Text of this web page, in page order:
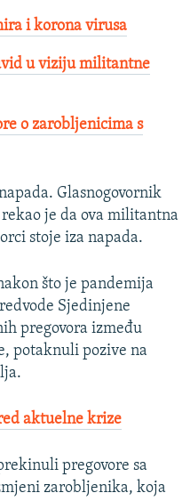
i korona virusa
u viziju militantne
o zarobljenicima s
Glasnogovornik
je da ova militantna
stoje iza napada.
što je pandemija
Sjedinjene
pregovora između
potaknuli pozive na
aktuelne krize
pregovore sa
zarobljenika, koja